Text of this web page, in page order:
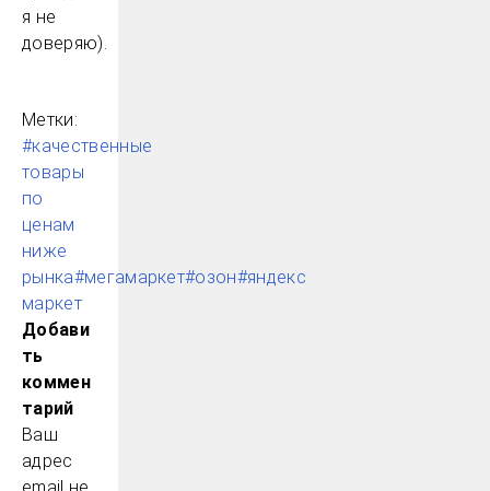
я не
доверяю).
Метки:
#качественные
товары
по
ценам
ниже
рынка#мегамаркет#озон#яндекс
маркет
Добави
ть
коммен
тарий
Ваш
адрес